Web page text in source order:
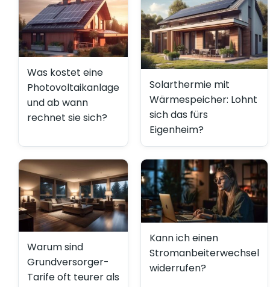
Was kostet eine
Photovoltaikanlage
und ab wann
rechnet sie sich?
Solarthermie mit
Wärmespeicher: Lohnt
sich das fürs
Eigenheim?
Warum sind
Grundversorger-
Tarife oft teurer als
Kann ich einen
Stromanbeiterwechsel
widerrufen?